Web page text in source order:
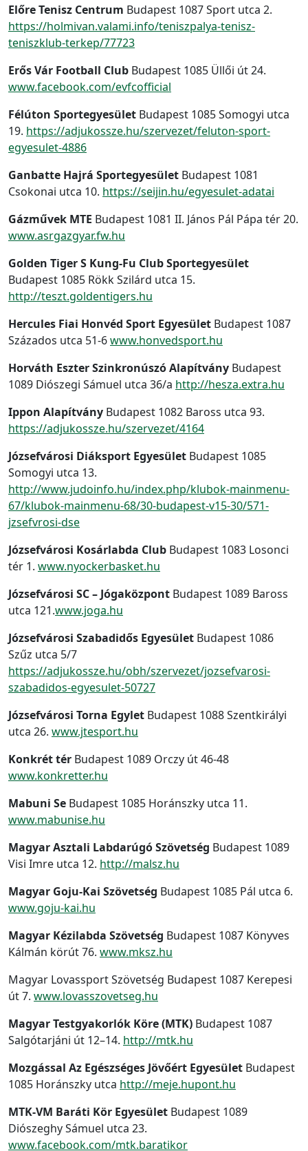
Előre Tenisz Centrum Budapest 1087 Sport utca 2.
https://holmivan.valami.info/teniszpalya-tenisz-
teniszklub-terkep/77723
Erős Vár Football Club Budapest 1085 Üllői út 24.
www.facebook.com/evfcofficial
Félúton Sportegyesület Budapest 1085 Somogyi utca
19. https://adjukossze.hu/szervezet/feluton-sport-
egyesulet-4886
Ganbatte Hajrá Sportegyesület Budapest 1081
Csokonai utca 10. https://seijin.hu/egyesulet-adatai
Gázművek MTE Budapest 1081 II. János Pál Pápa tér 20.
www.asrgazgyar.fw.hu
Golden Tiger S Kung-Fu Club Sportegyesület
Budapest 1085 Rökk Szilárd utca 15.
http://teszt.goldentigers.hu
Hercules Fiai Honvéd Sport Egyesület Budapest 1087
Százados utca 51-6www.honvedsport.hu
Horváth Eszter Szinkronúszó Alapítvány Budapest
1089 Diószegi Sámuel utca 36/a http://hesza.extra.hu
Ippon Alapítvány Budapest 1082 Baross utca 93.
https://adjukossze.hu/szervezet/4164
Józsefvárosi Diáksport Egyesület Budapest 1085
Somogyi utca 13.
http://www.judoinfo.hu/index.php/klubok-mainmenu-
67/klubok-mainmenu-68/30-budapest-v15-30/571-
jzsefvrosi-dse
Józsefvárosi Kosárlabda Club Budapest 1083 Losonci
tér 1. www.nyockerbasket.hu
Józsefvárosi SC – Jógaközpont Budapest 1089 Baross
utca 121.www.joga.hu
Józsefvárosi Szabadidős Egyesület Budapest 1086
Szűz utca 5/7
https://adjukossze.hu/obh/szervezet/jozsefvarosi-
szabadidos-egyesulet-50727
Józsefvárosi Torna Egylet Budapest 1088 Szentkirályi
utca 26. www.jtesport.hu
Konkrét tér Budapest 1089 Orczy út 46-48
www.konkretter.hu
Mabuni Se Budapest 1085 Horánszky utca 11.
www.mabunise.hu
Magyar Asztali Labdarúgó Szövetség Budapest 1089
Visi Imre utca 12. http://malsz.hu
Magyar Goju-Kai Szövetség Budapest 1085 Pál utca 6.
www.goju-kai.hu
Magyar Kézilabda Szövetség Budapest 1087 Könyves
Kálmán körút 76. www.mksz.hu
Magyar Lovassport Szövetség Budapest 1087 Kerepesi
út 7. www.lovasszovetseg.hu
Magyar Testgyakorlók Köre (MTK) Budapest 1087
Salgótarjáni út 12–14. http://mtk.hu
Mozgással Az Egészséges Jövőért Egyesület Budapest
1085 Horánszky utca http://meje.hupont.hu
MTK-VM Baráti Kör Egyesület Budapest 1089
Diószeghy Sámuel utca 23.
www.facebook.com/mtk.baratikor